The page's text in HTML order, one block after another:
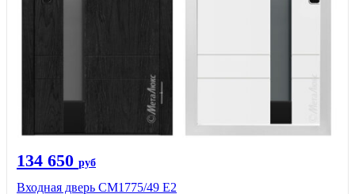
134 650 руб
Входная дверь СМ1775/49 Е2